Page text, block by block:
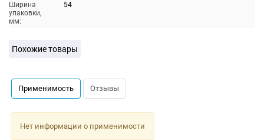
Ширина
упаковки,
мм:
54
Похожие товары
Применимость Отзывы
Нет информации о применимости